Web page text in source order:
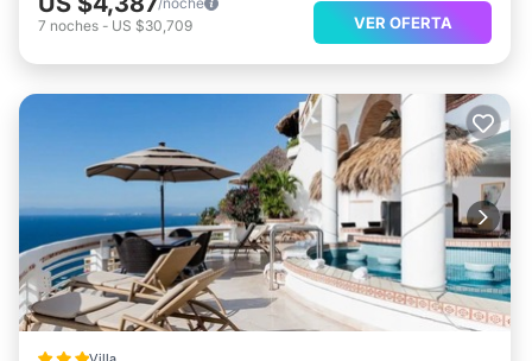
7 noches - US $30,709 VER OFERTA